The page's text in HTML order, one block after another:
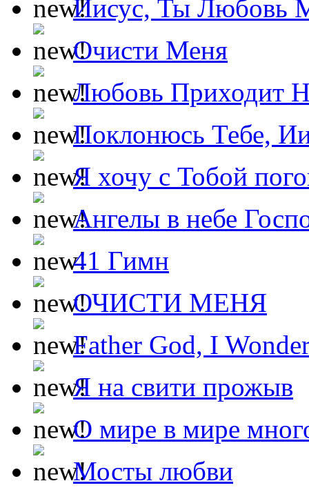
Иисус, Ты Любовь
Очисти Меня
Любовь Приходит
Поклонюсь Тебе,
Я хочу с Тобой
Ангелы в небе
41 Гимн
ОЧИСТИ МЕНЯ
Father God, I
Я на свити прожыв
О мире в мире
Мосты любви